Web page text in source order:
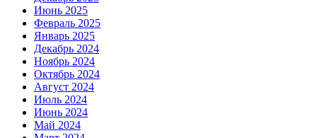
Июнь 2025
Февраль 2025
Январь 2025
Декабрь 2024
Ноябрь 2024
Октябрь 2024
Август 2024
Июль 2024
Июнь 2024
Май 2024